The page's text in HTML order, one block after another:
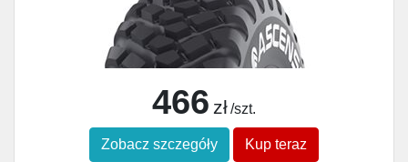
466 zł /szt.
Zobacz szczegóły Kup teraz